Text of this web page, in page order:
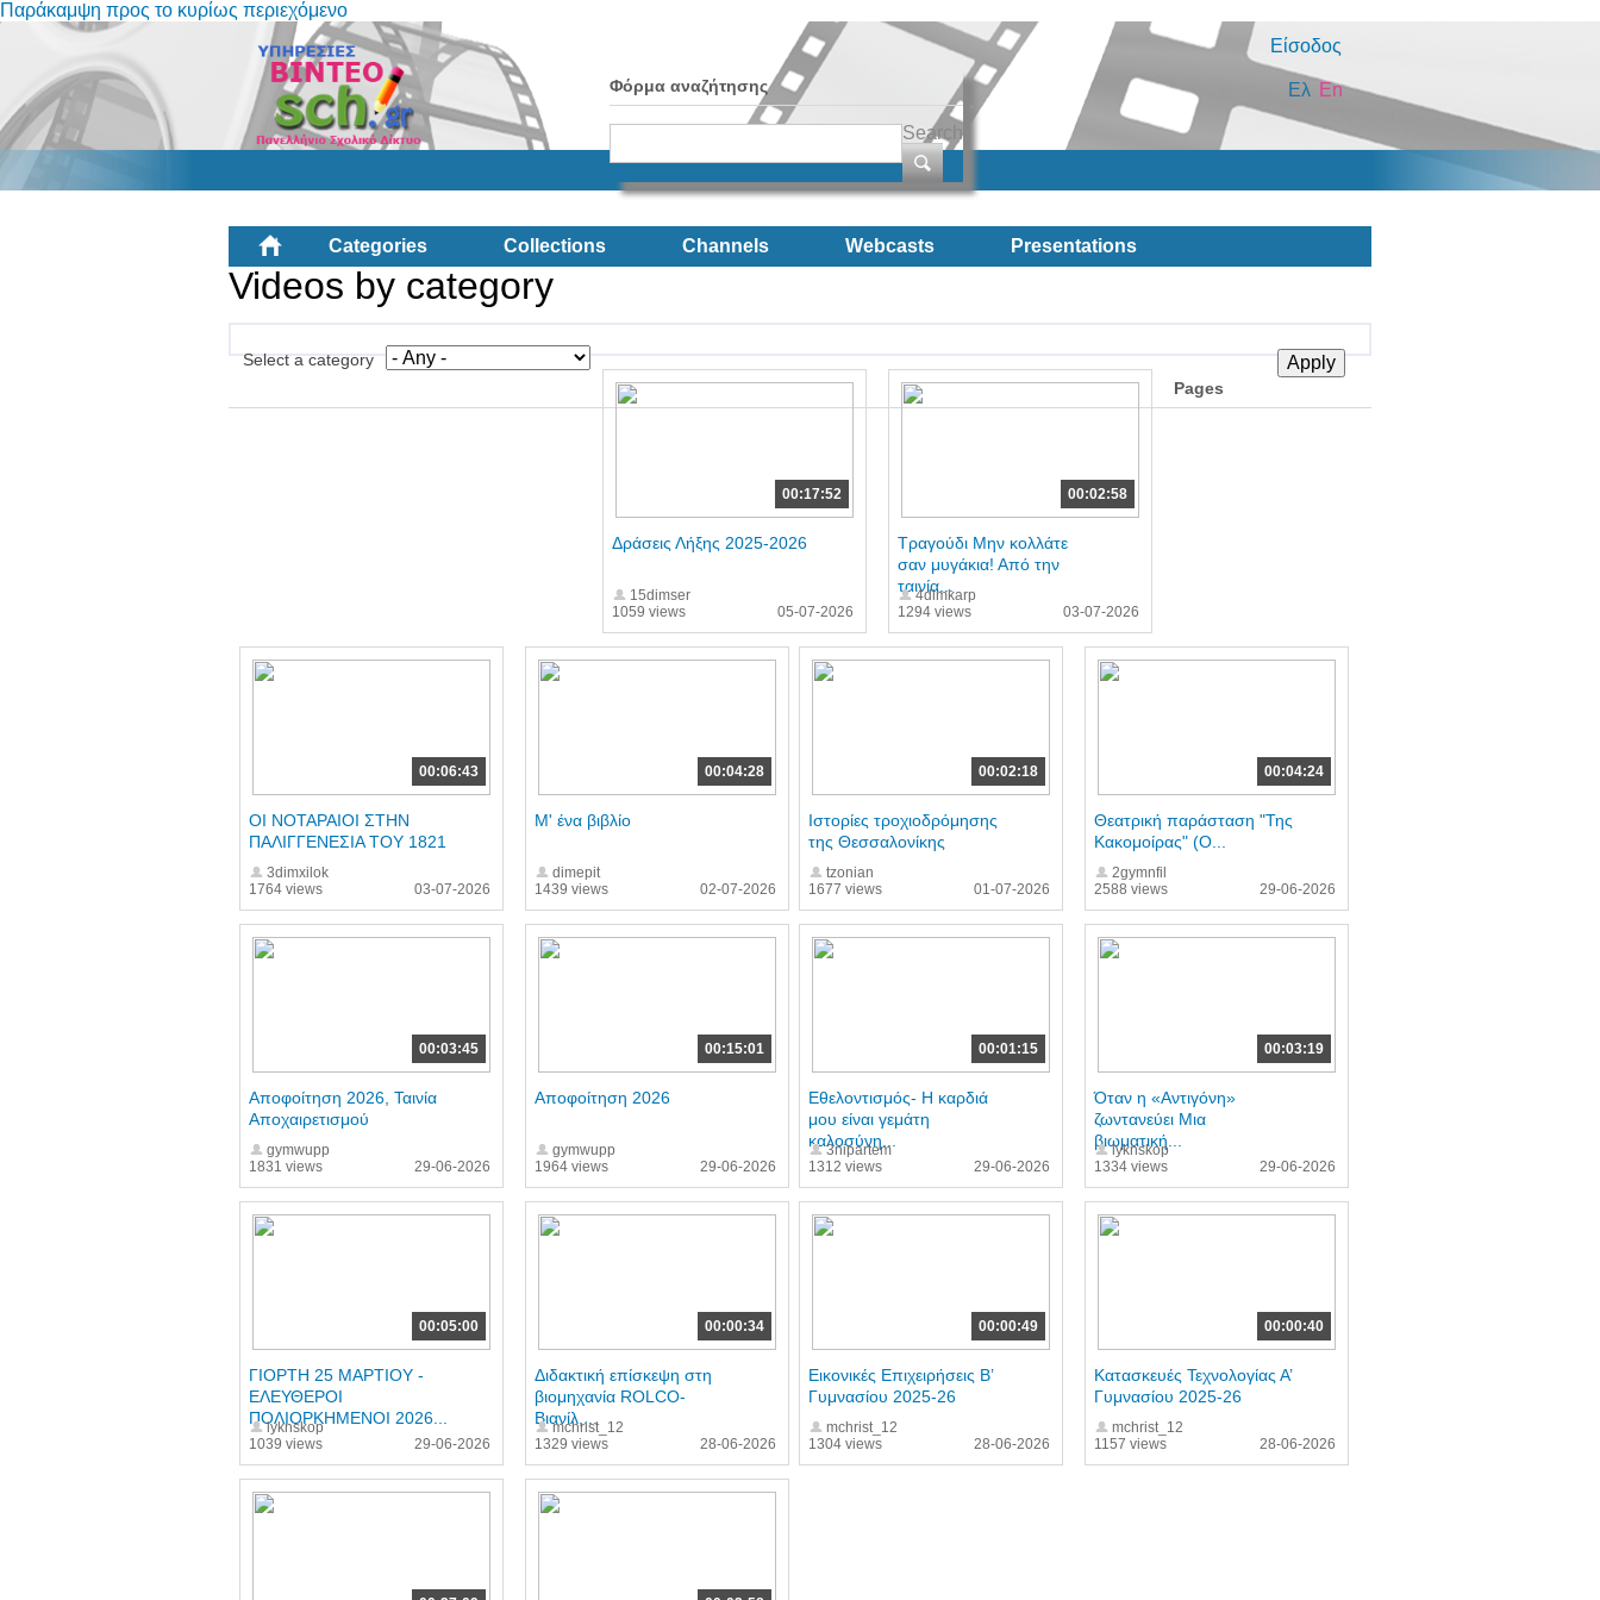
Παράκαμψη προς το κυρίως περιεχόμενο
Είσοδος
Φόρμα αναζήτησης
Search
En
Ελ
Categories Collections Channels Webcasts Presentations
Videos by category
Select a category
00:17:52
1059 views
Δράσεις Λήξης 2025-2026
15dimser
05-07-2026
00:02:58
1294 views
Τραγούδι Μην κολλάτε
σαν μυγάκια! Από την
ταινία...
4dimkarp
03-07-2026
00:06:43
1764 views
ΟΙ ΝΟΤΑΡΑΙΟΙ ΣΤΗΝ
ΠΑΛΙΓΓΕΝΕΣΙΑ ΤΟΥ 1821
3dimxilok
03-07-2026
00:04:28
1439 views
Μ' ένα βιβλίο
dimepit
02-07-2026
00:02:18
1677 views
Ιστορίες τροχιοδρόμησης
της Θεσσαλονίκης
tzonian
01-07-2026
00:04:24
2588 views
Θεατρική παράσταση "Της
Κακομοίρας" (Ο...
2gymnfil
29-06-2026
00:03:45
1831 views
Αποφοίτηση 2026, Ταινία
Αποχαιρετισμού
gymwupp
29-06-2026
00:15:01
1964 views
Αποφοίτηση 2026
gymwupp
29-06-2026
00:01:15
1312 views
Εθελοντισμός- Η καρδιά
μου είναι γεμάτη
καλοσύνη...
3nipartem
29-06-2026
00:03:19
1334 views
Όταν η «Αντιγόνη»
ζωντανεύει Μια
βιωματική...
lyknskop
29-06-2026
00:05:00
1039 views
ΓΙΟΡΤΗ 25 ΜΑΡΤΙΟΥ -
ΕΛΕΥΘΕΡΟΙ
ΠΟΛΙΟΡΚΗΜΕΝΟΙ 2026...
lyknskop
29-06-2026
00:00:34
1329 views
Διδακτική επίσκεψη στη
βιομηχανία ROLCO-
Βιανίλ,...
mchrist_12
28-06-2026
00:00:49
1304 views
Εικονικές Επιχειρήσεις Β’
Γυμνασίου 2025-26
mchrist_12
28-06-2026
00:00:40
1157 views
Κατασκευές Τεχνολογίας Α’
Γυμνασίου 2025-26
mchrist_12
28-06-2026
Pages